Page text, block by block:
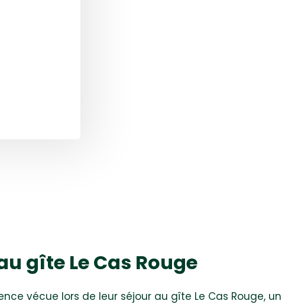
gîte Le Cas Rouge
vécue lors de leur séjour au gîte Le Cas Rouge, un